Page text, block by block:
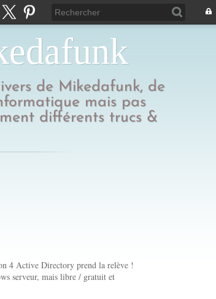
de Mikedafunk, de
mais pas
différents trucs &
4 Active Directory prend la relève !
serveur, mais libre / gratuit et